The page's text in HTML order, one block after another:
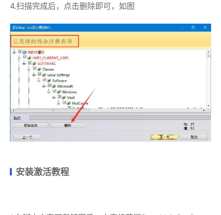
4.扫描完成后，点击删除即可，如图
安装激活教程